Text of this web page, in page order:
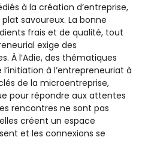
à la création d’entreprise,
savoureux. La bonne
frais et de qualité, tout
exige des
À l’Adie, des thématiques
à l’entrepreneuriat à
de la microentreprise,
pour répondre aux attentes
rencontres ne sont pas
créent un espace
et les connexions se